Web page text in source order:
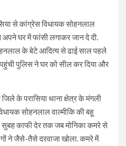
से कांग्रेस विधायक सोहनलाल
अपने घर में फांसी लगाकर जान दे दी.
के बेटे आदित्य से ढाई साल पहले
पुलिस ने घर को सील कर दिया और
के परासिया थाना क्षेत्र के मंगली
सोहनलाल वाल्मीकि की बहू
सुबह काफी देर तक जब मोनिका कमरे से
ने जैसे-तैसे दरवाजा खोला. कमरे में